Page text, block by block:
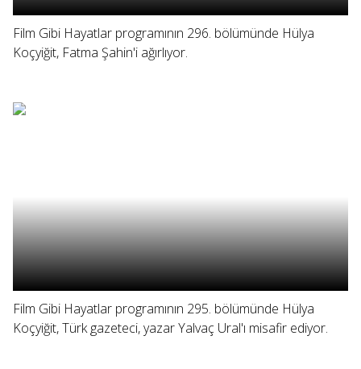
Film Gibi Hayatlar programının 296. bölümünde Hülya
Koçyiğit, Fatma Şahin'i ağırlıyor.
Film Gibi Hayatlar programının 295. bölümünde Hülya
Koçyiğit, Türk gazeteci, yazar Yalvaç Ural'ı misafir ediyor.